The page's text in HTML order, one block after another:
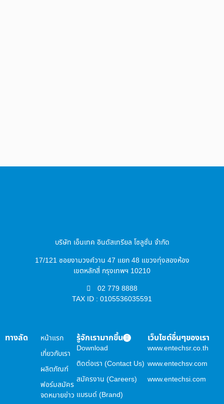
บริษัท เอ็นเทค อินดัสเทรียล โซลูชั่น จำกัด
17/121 ซอยงามวงศ์วาน 47 แยก 48 แขวงทุ่งสองห้อง
เขตหลักสี่ กรุงเทพฯ 10210
02 779 8888
TAX ID : 0105536035591
ทางลัด
หน้าแรก
เกี่ยวกับเรา
ผลิตภัณฑ์
ฟอร์มสมัคร
จดหมายข่าว
รู้จักเรามากขึ้น
Download
ติดต่อเรา (Contact Us)
สมัครงาน (Careers)
แบรนด์ (Brand)
เว็บไซต์อื่นๆของเรา
www.entechsr.co.th
www.entechsv.com
www.entechsi.com